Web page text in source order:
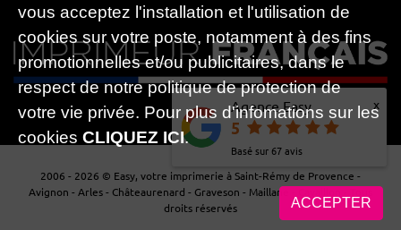
2006 - 2026 © Easy, votre imprimerie à Saint-Rémy de Provence -
Avignon - Arles - Châteaurenard - Graveson - Maillane - Cavaillon - Tous
droits réservés
Agence Easy
5
Basé sur 67avis
x
vous acceptez l'installation et l'utilisation de
cookies sur votre poste, notamment à des fins
promotionnelles et/ou publicitaires, dans le
respect de notre politique de protection de
votre vie privée. Pour plus d'infomations sur les
cookies CLIQUEZ ICI.
ACCEPTER